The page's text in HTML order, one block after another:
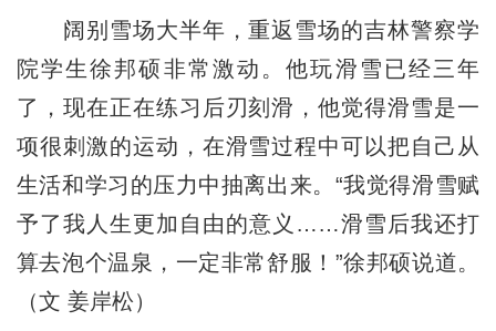
阔别雪场大半年 ，重返雪场的吉林警察学
院学生徐邦硕非常激动。他玩滑雪已经三年
了，现在正在练习后刃刻滑，他觉得滑雪是一
项很刺激的运动，在滑雪过程中可以把自己从
生活和学习的压力中抽离出来。“我觉得滑雪赋
予了我人生更加自由的意义……滑雪后我还打
算去泡个温泉，一定非常舒服！”徐邦硕说道。
（文 姜岸松）